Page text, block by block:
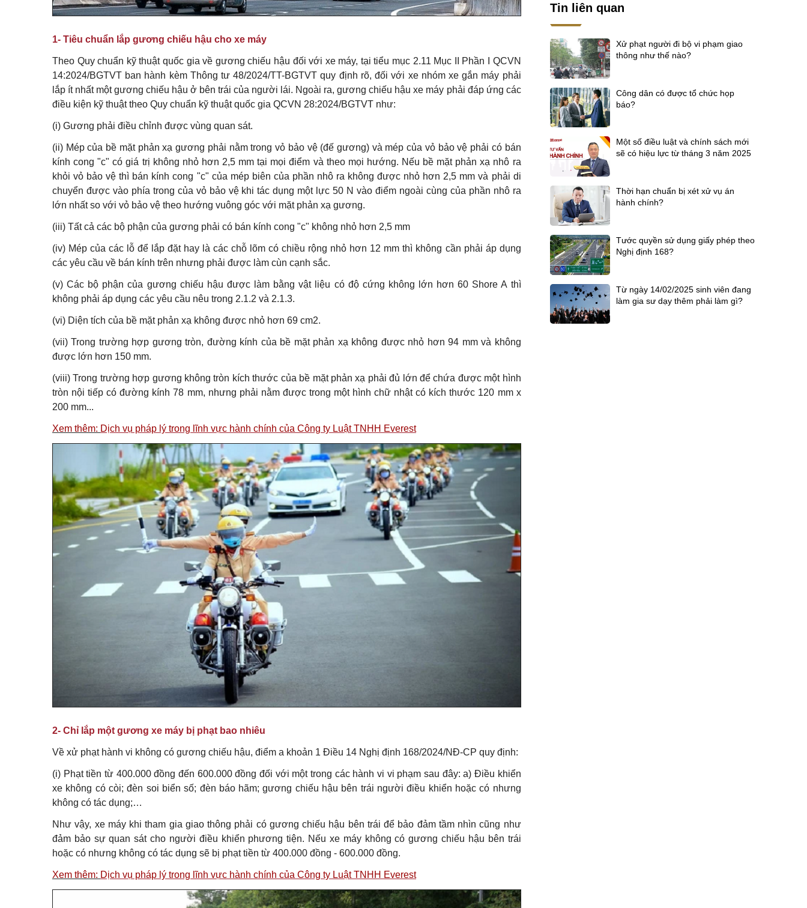
1- Tiêu chuẩn lắp gương chiếu hậu cho xe máy
Theo Quy chuẩn kỹ thuật quốc gia về gương chiếu hậu đối với xe máy, tại tiểu mục 2.11 Mục II Phần I QCVN
14:2024/BGTVT ban hành kèm Thông tư 48/2024/TT-BGTVT quy định rõ, đối với xe nhóm xe gắn máy phải
lắp ít nhất một gương chiếu hậu ở bên trái của người lái. Ngoài ra, gương chiếu hậu xe máy phải đáp ứng các
điều kiện kỹ thuật theo Quy chuẩn kỹ thuật quốc gia QCVN 28:2024/BGTVT như:
(i) Gương phải điều chỉnh được vùng quan sát.
(ii) Mép của bề mặt phản xạ gương phải nằm trong vỏ bảo vệ (đế gương) và mép của vỏ bảo vệ phải có bán
kính cong "c" có giá trị không nhỏ hơn 2,5 mm tại mọi điểm và theo mọi hướng. Nếu bề mặt phản xạ nhô ra
khỏi vỏ bảo vệ thì bán kính cong "c" của mép biên của phần nhô ra không được nhỏ hơn 2,5 mm và phải di
chuyển được vào phía trong của vỏ bảo vệ khi tác dụng một lực 50 N vào điểm ngoài cùng của phần nhô ra
lớn nhất so với vỏ bảo vệ theo hướng vuông góc với mặt phản xạ gương.
(iii) Tất cả các bộ phận của gương phải có bán kính cong "c" không nhỏ hơn 2,5 mm
(iv) Mép của các lỗ để lắp đặt hay là các chỗ lõm có chiều rộng nhỏ hơn 12 mm thì không cần phải áp dụng
các yêu cầu về bán kính trên nhưng phải được làm cùn cạnh sắc.
(v) Các bộ phận của gương chiếu hậu được làm bằng vật liệu có độ cứng không lớn hơn 60 Shore A thì
không phải áp dụng các yêu cầu nêu trong 2.1.2 và 2.1.3.
(vi) Diện tích của bề mặt phản xạ không được nhỏ hơn 69 cm2.
(vii) Trong trường hợp gương tròn, đường kính của bề mặt phản xạ không được nhỏ hơn 94 mm và không
được lớn hơn 150 mm.
(viii) Trong trường hợp gương không tròn kích thước của bề mặt phản xạ phải đủ lớn để chứa được một hình
tròn nội tiếp có đường kính 78 mm, nhưng phải nằm được trong một hình chữ nhật có kích thước 120 mm x
200 mm...
Xem thêm: Dịch vụ pháp lý trong lĩnh vực hành chính của Công ty Luật TNHH Everest
2- Chỉ lắp một gương xe máy bị phạt bao nhiêu
Về xử phạt hành vi không có gương chiếu hậu, điểm a khoản 1 Điều 14 Nghị định 168/2024/NĐ-CP quy định:
(i) Phạt tiền từ 400.000 đồng đến 600.000 đồng đối với một trong các hành vi vi phạm sau đây: a) Điều khiển
xe không có còi; đèn soi biển số; đèn báo hãm; gương chiếu hậu bên trái người điều khiển hoặc có nhưng
không có tác dụng;…
Như vậy, xe máy khi tham gia giao thông phải có gương chiếu hậu bên trái để bảo đảm tầm nhìn cũng như
đảm bảo sự quan sát cho người điều khiển phương tiện. Nếu xe máy không có gương chiếu hậu bên trái
hoặc có nhưng không có tác dụng sẽ bị phạt tiền từ 400.000 đồng - 600.000 đồng.
Xem thêm: Dịch vụ pháp lý trong lĩnh vực hành chính của Công ty Luật TNHH Everest
Tin liên quan
Xử phạt người đi bộ vi phạm giao
thông như thế nào?
Công dân có được tổ chức họp
báo?
Một số điều luật và chính sách mới
sẽ có hiệu lực từ tháng 3 năm 2025
Thời hạn chuẩn bị xét xử vụ án
hành chính?
Tước quyền sử dụng giấy phép theo
Nghị định 168?
Từ ngày 14/02/2025 sinh viên đang
làm gia sư dạy thêm phải làm gì?